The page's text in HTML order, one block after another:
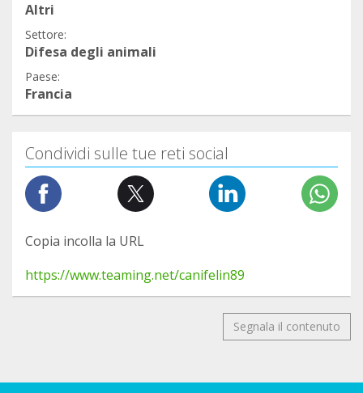
Altri
Settore:
Difesa degli animali
Paese:
Francia
Condividi sulle tue reti social
Copia incolla la URL
https://www.teaming.net/canifelin89
Segnala il contenuto